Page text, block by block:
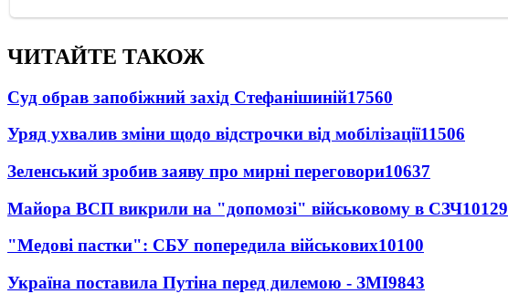
ЧИТАЙТЕ ТАКОЖ
Суд обрав запобіжний захід Стефанішиній17560
Уряд ухвалив зміни щодо відстрочки від мобілізації11506
Зеленський зробив заяву про мирні переговори10637
Майора ВСП викрили на "допомозі" військовому в СЗЧ10129
"Медові пастки": СБУ попередила військових10100
Україна поставила Путіна перед дилемою - ЗМІ9843